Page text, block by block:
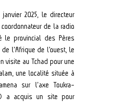
2025, le directeur
coordonnateur de la radio
le provincial des Pères
l’Afrique de l’ouest, le
visite au Tchad pour une
une localité située à
sur l’axe Toukra-
a acquis un site pour